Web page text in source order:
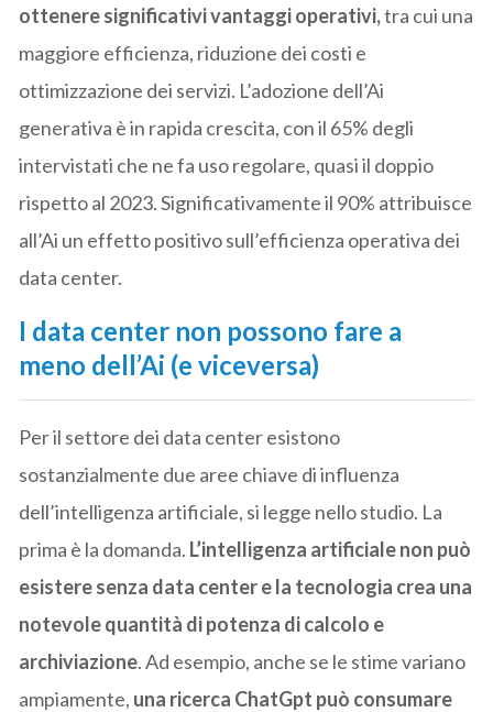
ottenere significativi vantaggi operativi,tra cui una
maggiore efficienza, riduzione dei costi e
ottimizzazione dei servizi. L’adozione dell’Ai
generativa è in rapida crescita, con il 65% degli
intervistati che ne fa uso regolare, quasi il doppio
rispetto al 2023. Significativamente il 90% attribuisce
all’Ai un effetto positivo sull’efficienza operativa dei
data center.
I data center non possono fare a
meno dell’Ai (e viceversa)
Per il settore dei data center esistono
sostanzialmente due aree chiave di influenza
dell’intelligenza artificiale, si legge nello studio. La
prima è la domanda. L’intelligenza artificiale non può
esistere senza data center e la tecnologia crea una
notevole quantità di potenza di calcolo e
archiviazione. Ad esempio, anche se le stime variano
ampiamente, una ricerca ChatGpt può consumare